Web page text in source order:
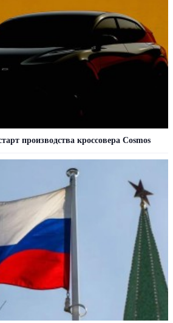
производства кроссовера Cosmos